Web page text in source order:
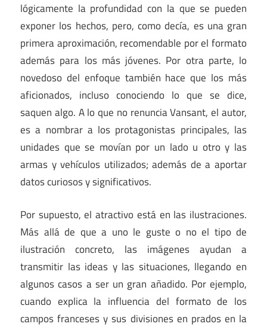
lógicamente la profundidad con la que se pueden
exponer los hechos, pero, como decía, es una gran
primera aproximación, recomendable por el formato
además para los más jóvenes. Por otra parte, lo
novedoso del enfoque también hace que los más
aficionados, incluso conociendo lo que se dice,
saquen algo. A lo que no renuncia Vansant, el autor,
es a nombrar a los protagonistas principales, las
unidades que se movían por un lado u otro y las
armas y vehículos utilizados; además de a aportar
datos curiosos y significativos.
Por supuesto, el atractivo está en las ilustraciones.
Más allá de que a uno le guste o no el tipo de
ilustración concreto, las imágenes ayudan a
transmitir las ideas y las situaciones, llegando en
algunos casos a ser un gran añadido. Por ejemplo,
cuando explica la influencia del formato de los
campos franceses y sus divisiones en prados en la